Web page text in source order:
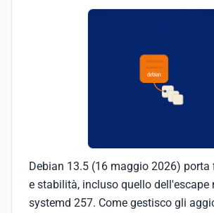
Debian 13.5 (16 maggio 2026) porta
e stabilità, incluso quello dell'escape
systemd 257. Come gestisco gli